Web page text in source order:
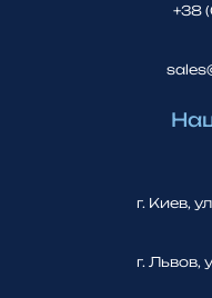
+38
г. Киев,
г. Львов,